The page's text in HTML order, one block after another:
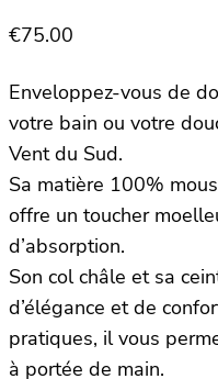
€75.00
Enveloppez-vous de
votre bain ou votre
Vent du Sud.
Sa matière 100%
offre un toucher
d’absorption.
Son col châle et sa
d’élégance et de
pratiques, il vous
à portée de main.